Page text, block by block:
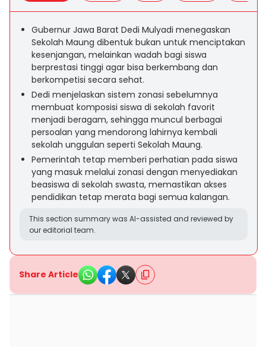
Gubernur Jawa Barat Dedi Mulyadi menegaskan
Sekolah Maung dibentuk bukan untuk menciptakan
kesenjangan, melainkan wadah bagi siswa
berprestasi tinggi agar bisa berkembang dan
berkompetisi secara sehat.
Dedi menjelaskan sistem zonasi sebelumnya
membuat komposisi siswa di sekolah favorit
menjadi beragam, sehingga muncul berbagai
persoalan yang mendorong lahirnya kembali
sekolah unggulan seperti Sekolah Maung.
Pemerintah tetap memberi perhatian pada siswa
yang masuk melalui zonasi dengan menyediakan
beasiswa di sekolah swasta, memastikan akses
pendidikan tetap merata bagi semua kalangan.
This section summary was AI-assisted and reviewed by
our editorial team.
Share Article